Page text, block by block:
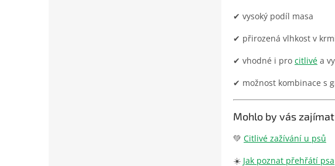
✔ vysoký podíl masa
✔ přirozená vlhkost v
✔ vhodné i pro citlivé a
✔ možnost kombinace s
Mohlo by vás zajímat
💚 Citlivé zažívání u psů
☀️ Jak poznat přehřátí psa